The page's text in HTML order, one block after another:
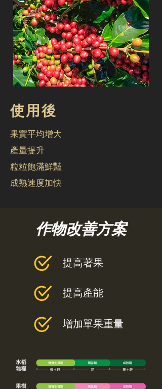
使用後
果實平均增大
​產量提升
粒粒飽滿鮮豔
成熟速度加快
作物改善方案
提高著果
提高產能
增加單果重量